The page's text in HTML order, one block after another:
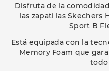
Disfruta de la
las zapatillas Skechers
Sport B
Está equipada con la
Memory Foam que
todo